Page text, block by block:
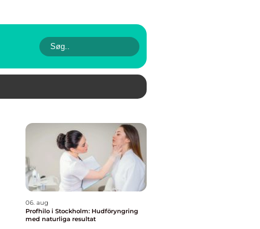
06. aug
Profhilo i Stockholm: Hudföryngring
med naturliga resultat